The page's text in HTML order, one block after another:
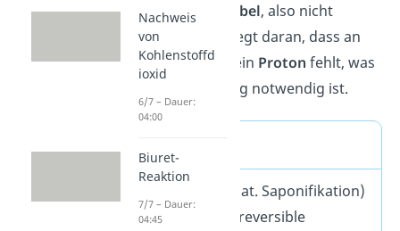
meistensirreversibel, also nicht
umkehrbar. Das liegt daran, dass an
der Carbonsäure ein Proton fehlt, was
für die Veresterung notwendig ist.
Die Verseifung (lat. Saponifikation)
beschreibt die irreversible
Nachweis
von
Kohlenstoffd
ioxid
6/7 – Dauer:
04:00
Biuret-
Reaktion
7/7 – Dauer:
04:45